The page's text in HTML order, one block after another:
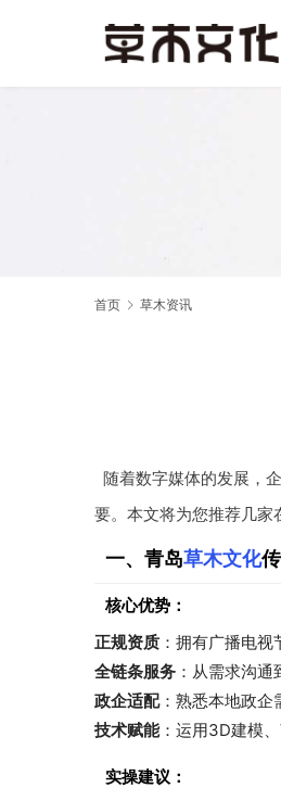
首页 草木资讯
随着数字媒体的发展，
要。本文将为您推荐几家
一、青岛草木文化
核心优势：
正规资质 ：拥有广播电视
全链条服务 ：从需求沟
政企适配：熟悉本地政企
技术赋能：运用3D建模
实操建议：